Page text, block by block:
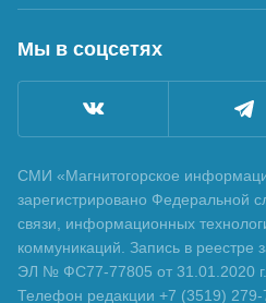
Мы в соцсетях
СМИ «Магнитогорское
зарегистрировано Федеральной
связи, информационных
коммуникаций. Запись в реестре
ЭЛ № ФС77-77805 от 31.01.2020
Телефон редакции +7 (3519) 279-